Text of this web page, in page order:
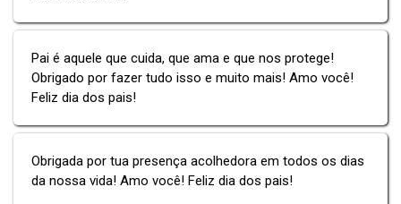
Pai é aquele que cuida, que ama e que nos protege!
Obrigado por fazer tudo isso e muito mais! Amo você!
Feliz dia dos pais!
Obrigada por tua presença acolhedora em todos os dias
da nossa vida! Amo você! Feliz dia dos pais!